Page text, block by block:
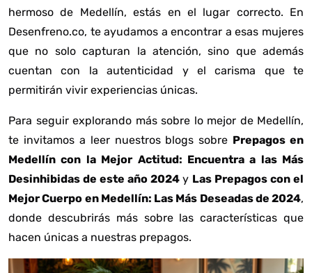
hermoso de Medellín, estás en el lugar correcto. En
Desenfreno.co, te ayudamos a encontrar a esas mujeres
que no solo capturan la atención, sino que además
cuentan con la autenticidad y el carisma que te
permitirán vivir experiencias únicas.
Para seguir explorando más sobre lo mejor de Medellín,
te invitamos a leer nuestros blogs sobre Prepagos en
Medellín con la Mejor Actitud: Encuentra a las Más
Desinhibidas de este año 2024y Las Prepagos con el
Mejor Cuerpo en Medellín: Las Más Deseadas de 2024,
donde descubrirás más sobre las características que
hacen únicas a nuestras prepagos.